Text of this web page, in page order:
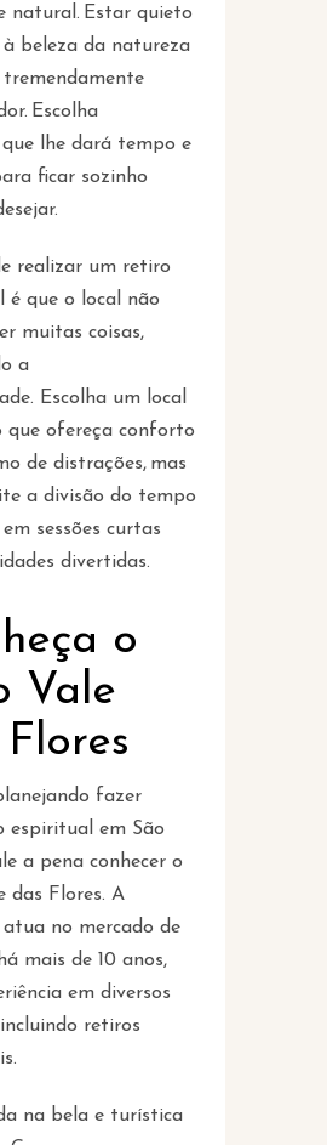
natural. Estar quieto
beleza da natureza
tremendamente
Escolha
lhe dará tempo e
ficar sozinho
realizar um retiro
é que o local não
muitas coisas,
a
Escolha um local
que ofereça conforto
de distrações, mas
a divisão do tempo
sessões curtas
divertidas.
o
Vale
fazer
espiritual em São
a pena conhecer o
das Flores. A
atua no mercado de
mais de 10 anos,
em diversos
retiros
na bela e turística